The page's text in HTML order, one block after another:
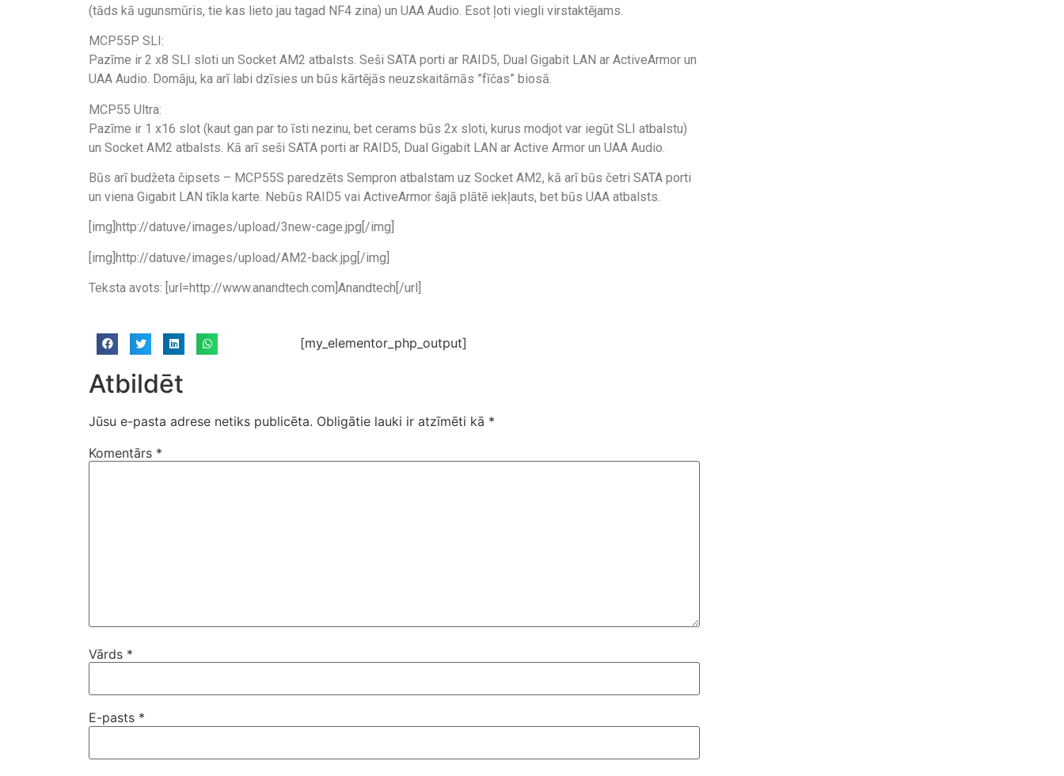
(tāds kā ugunsmūris, tie kas lieto jau tagad NF4 zina) un UAA Audio. Esot ļoti viegli virstaktējams.
MCP55P SLI:
Pazīme ir 2 x8 SLI sloti un Socket AM2 atbalsts. Seši SATA porti ar RAID5, Dual Gigabit LAN ar ActiveArmor un
UAA Audio. Domāju, ka arī labi dzīsies un būs kārtējās neuzskaitāmās ”fīčas” biosā.
MCP55 Ultra:
Pazīme ir 1 x16 slot (kaut gan par to īsti nezinu, bet cerams būs 2x sloti, kurus modjot var iegūt SLI atbalstu)
un Socket AM2 atbalsts. Kā arī seši SATA porti ar RAID5, Dual Gigabit LAN ar Active Armor un UAA Audio.
Būs arī budžeta čipsets – MCP55S paredzēts Sempron atbalstam uz Socket AM2, kā arī būs četri SATA porti
un viena Gigabit LAN tīkla karte. Nebūs RAID5 vai ActiveArmor šajā plātē iekļauts, bet būs UAA atbalsts.
[img]http://datuve/images/upload/3new-cage.jpg[/img]
[img]http://datuve/images/upload/AM2-back.jpg[/img]
Teksta avots: [url=http://www.anandtech.com]Anandtech[/url]
[my_elementor_php_output]
Atbildēt
Jūsu e-pasta adrese netiks publicēta. Obligātie lauki ir atzīmēti kā *
Komentārs *
Vārds *
E-pasts *